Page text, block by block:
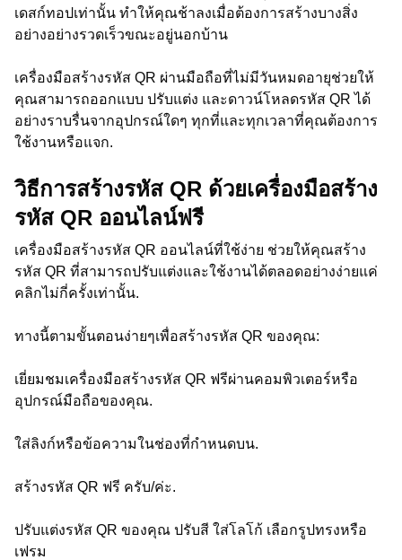
เดสก์ทอปเท่านั้น ทำให้คุณช้าลงเมื่อต้องการสร้างบางสิ่ง
อย่างอย่างรวดเร็วขณะอยู่นอกบ้าน
เครื่องมือสร้างรหัส QR ผ่านมือถือที่ไม่มีวันหมดอายุช่วยให้
คุณสามารถออกแบบ ปรับแต่ง และดาวน์โหลดรหัส QR ได้
อย่างราบรื่นจากอุปกรณ์ใดๆ ทุกที่และทุกเวลาที่คุณต้องการ
ใช้งานหรือแจก.
วิธีการสร้างรหัส QR ด้วยเครื่องมือสร้าง
รหัส QR ออนไลน์ฟรี
เครื่องมือสร้างรหัส QR ออนไลน์ที่ใช้ง่าย ช่วยให้คุณสร้าง
รหัส QR ที่สามารถปรับแต่งและใช้งานได้ตลอดอย่างง่ายแค่
คลิกไม่กี่ครั้งเท่านั้น.
ทางนี้ตามขั้นตอนง่ายๆเพื่อสร้างรหัส QR ของคุณ:
เยี่ยมชมเครื่องมือสร้างรหัส QR ฟรีผ่านคอมพิวเตอร์หรือ
อุปกรณ์มือถือของคุณ.
ใส่ลิงก์หรือข้อความในช่องที่กำหนดบน.
สร้างรหัส QR ฟรี ครับ/ค่ะ.
ปรับแต่งรหัส QR ของคุณ ปรับสี ใส่โลโก้ เลือกรูปทรงหรือ
เฟรม